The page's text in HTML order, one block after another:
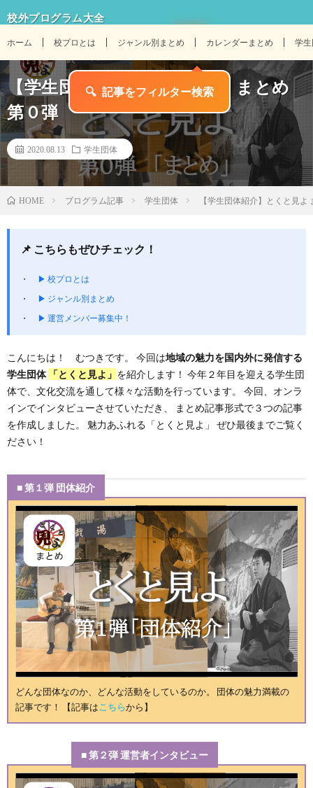
校外プログラム大全
ホーム 校プロとは ジャンル別まとめ カレンダーまとめ 学
【学生団体紹介】とくと見よ まとめ
第０弾
2020.08.13 学生団体
HOME プログラム記事 学生団体 【学生団体紹介】とくと見よ
📌 こちらもぜひチェック！
▶ 校プロとは
▶ ジャンル別まとめ
▶ 運営メンバー募集中！
こんにちは！ むつきです。 今回は地域の魅力を国内外に発信する
学生団体
「とくと見よ 」 を紹介します！ 今年２年目を迎える学生団
体で、文化交流を通して様々な活動を行っています。 今回、オンラ
インでインタビューさせていただき、 まとめ記事形式で３つの記事
を作成しました。 魅力あふれる「とくと見よ」 ぜひ最後までご覧く
ださい！
■ 第１弾 団体紹介
どんな団体なのか、どんな活動をしているのか。 団体の魅力満載の
記事です！ 【記事はこちらから】
■ 第２弾 運営者インタビュー